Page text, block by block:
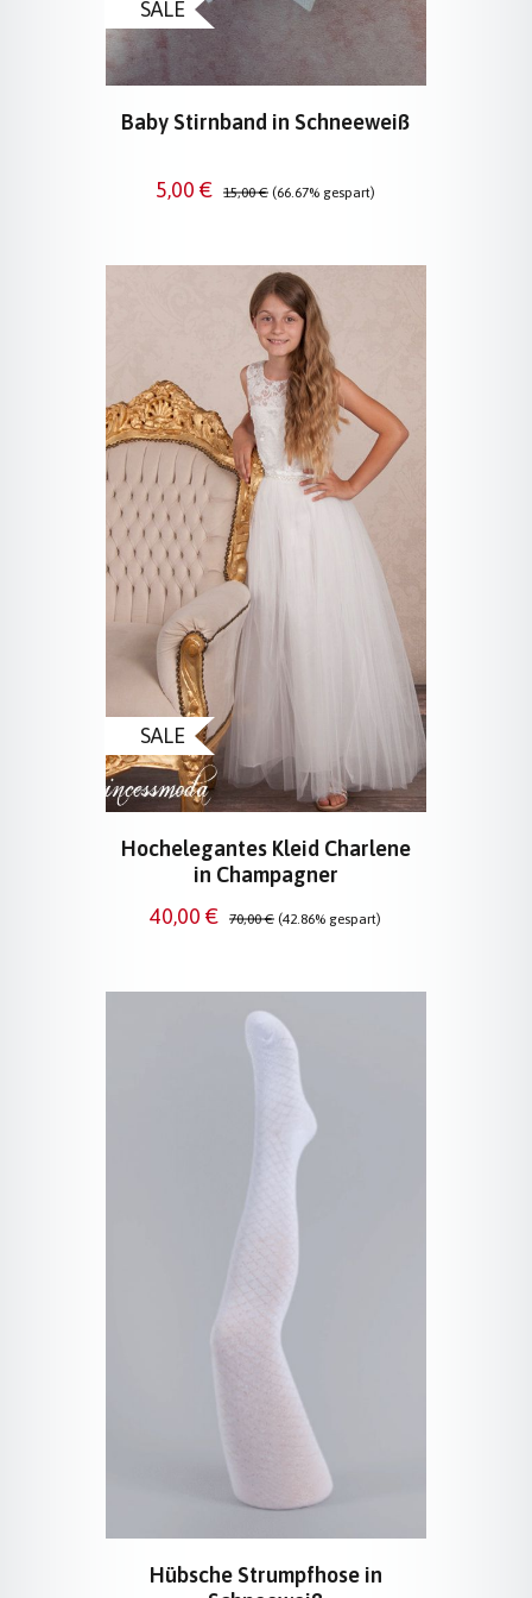
SALE
Baby Stirnband in Schneeweiß
Verkaufspreis:
5,00 € Regulärer Preis:
15,00 € (66.67% gespart)
SALE
Hochelegantes Kleid Charlene
in Champagner
Verkaufspreis:
40,00 € Regulärer Preis:
70,00 € (42.86% gespart)
Hübsche Strumpfhose in